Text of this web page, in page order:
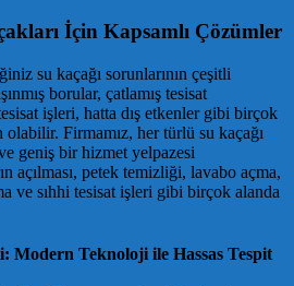
İçin Kapsamlı Çözümler
su kaçağı sorunlarının çeşitli
borular, çatlamış tesisat
işleri, hatta dış etkenler gibi birçok
olabilir. Firmamız, her türlü su kaçağı
geniş bir hizmet yelpazesi
açılması, petek temizliği, lavabo açma,
ve sıhhi tesisat işleri gibi birçok alanda
Modern Teknoloji ile Hassas Tespit